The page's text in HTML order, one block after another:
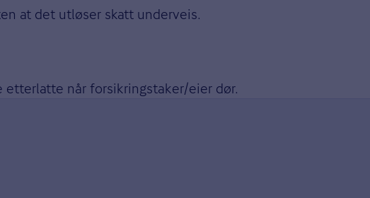
at det utløser skatt underveis.
når forsikringstaker/eier dør.